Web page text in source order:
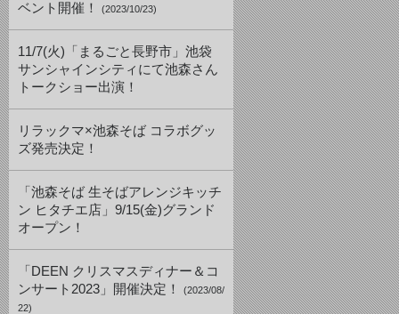
ベント開催！
(2023/10/23)
11/7(火)「まるごと長野市」池袋
サンシャインシティにて池森さん
トークショー出演！
リラックマ×池森そば コラボグッ
ズ発売決定！
「池森そば 生そばアレンジキッチ
ン ヒタチエ店」9/15(金)グランド
オープン！
「DEEN クリスマスディナー＆コ
ンサート2023」開催決定！
(2023/08/
22)